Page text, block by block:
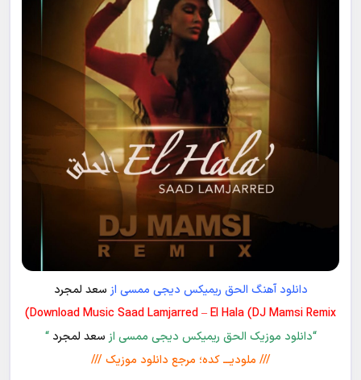
دانلود آهنگ الحق ریمیکس دیجی ممسی ازسعد لمجرد
Download Music Saad Lamjarred – El Hala (DJ Mamsi Remix)
“دانلود موزیک الحق ریمیکس دیجی ممسی ازسعد لمجرد “
/// ملودیـــ کده؛ مرجع دانلود موزیک ///